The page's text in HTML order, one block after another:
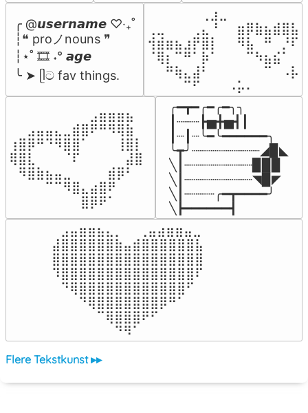
╭ @𝙪𝙨𝙚𝙧𝙣𝙖𝙢𝙚 ♡‧₊˚
┆❝ proノnouns ❞
┆⋆˚ 🎞️ ˖° 𝙖𝙜𝙚
╰ ➤ ᥫට fav things.
⠀⠀⠀⠀⠀⠀⢀⣰⣀⠀⠀⠀⠀⠀⠀⠀⠀
⢀⣀⠀⠀⠀⢀⣄⠘⠀⠀⣶⡿⣷⣦⣾⣿⣧
⢺⣾⣶⣦⣰⡟⣿⡇⠀⠀⠻⣧⠀⠛⠀⡘⠏
⠈⢿⡆⠉⠛⠁⡷⠁⠀⠀⠀⠉⠳⣦⣮⠁⠀
⠀⠀⠛⢷⣄⣼⠃⠀⠀⠀⠀⠀⠀⠉⠀⠠⡧
⠀⠀⠀⠀⠉⠋⠀⠀⠀⠠⡥⠄⠀⠀⠀⠀⠀
⠀⠀⠀⠀⠀⠀⠀⠀⠀⣠⣶⣶⣶⣦⠀⠀
⠀⠀⣠⣤⣤⣄⣀⣾⣿⠟⠛⠻⢿⣷⠀
⢰⣿⡿⠛⠙⠻⣿⣿⠁⠀⠀⠀⢸⣿⡇
⢿⣿⣇⠀⠀⠀⠈⠏⠀⠀⠀⠀⠀⣼⣿⠀
⠀⠻⣿⣷⣦⣤⣀⠀⠀⠀⠀⣾⡿⠃⠀
⠀⠀⠀⠀⠉⠉⠻⣿⣄⣴⣿⠟⠀⠀⠀
⠀⠀⠀⠀⠀⠀⠀⠀⣿⡿⠟⠁⠀⠀⠀⠀
╭━┳━╭━╭━╮╮
┃┈┈┈┣▅╋▅┫┃
┃┈┃┈╰━╰━━━━━━╮
╰┳╯┈┈┈┈┈┈┈┈┈◢▉◣
╲┃┈┈┈┈┈┈┈┈┈▉▉▉
╲┃┈┈┈┈┈┈┈┈┈◥▉◤
╲┃┈┈┈┈╭━┳━━━━╯
╲┣━━━━━━┫﻿
⠀⣠⣤⣶⣶⣦⣄⡀  ⠀⢀⣤⣴⣶⣶⣤⣀⠀
⣼⣿⣿⣿⣿⣿⣿⣷⣤⣾⣿⣿⣿⣿⣿⣿⣧
⣿⣿⣿⣿⣿⣿⣿⣿⣿⣿⣿⣿⣿⣿⣿⣿⣿
⠹⣿⣿⣿⣿⣿⣿⣿⣿⣿⣿⣿⣿⣿⣿⣿⠏
⠀⠙⢿⣿⣿⣿⣿⣿⣿⣿⣿⣿⣿⣿⣿⠋⠀
⠀⠀⠀⠙⢿⣿⣿⣿⣿⣿⣿⣿⡿⠛⠁⠀⠀
⠀⠀⠀⠀⠀⠉⢿⣿⣿⣿⠟⠋⠀⠀⠀⠀⠀
⠀⠀⠀⠀⠀⠀⠀⠙⠻⠁⠀⠀⠀⠀⠀⠀⠀⠀⠀⠀⠀⠀⠀
Flere Tekstkunst ▸▸